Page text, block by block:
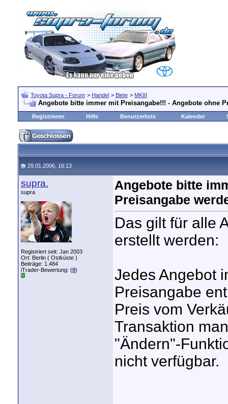
Toyota Supra - Forum > Handel > Biete > MKIII
Angebote bitte immer mit Preisangabe!!! - Angebote ohne
Registrieren Hilfe Benutzerliste Kalender
29.01.2006, 16:13
supra.
supra
Registriert seit: Jan 2003
Ort: Berlin ( Ostküste )
Beiträge: 1.484
iTrader-Bewertung: (0)
Angebote bitte
Preisangabe
Das gilt für alle
erstellt werden:
Jedes Angebot
Preisangabe
Preis vom
Transaktion
"Ändern"-
nicht verfügbar.